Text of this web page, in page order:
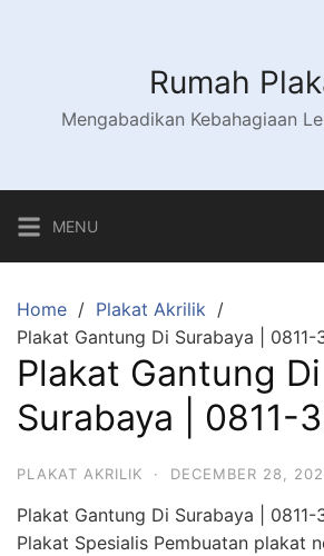
Rumah
Mengabadikan Kebahagiaan
MENU
Home
Plakat Akrilik
Plakat Gantung Di Surabaya | 0811-
Plakat Gantung Di
Surabaya | 0811-
PLAKAT AKRILIK · DECEMBER 28,
Plakat Gantung Di Surabaya | 0811-
Plakat Spesialis Pembuatan plakat